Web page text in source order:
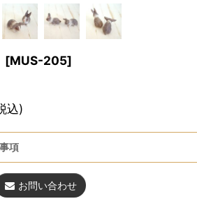
[MUS-205]
込)
項
お問い合わせ